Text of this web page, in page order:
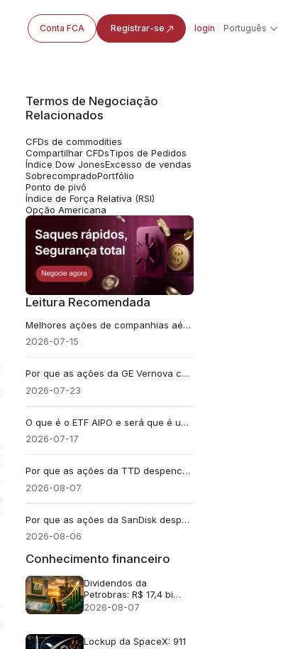
Conta FCA Registrar-se login Português
Termos de Negociação
Relacionados
CFDs de commodities
Compartilhar CFDsTipos de Pedidos
Índice Dow JonesExcesso de vendas
SobrecompradoPortfólio
Ponto de pivô
Índice de Força Relativa (RSI)
Opção Americana
Leitura Recomendada
Melhores ações de companhias aéreas e do setor de aviação para 2026
2026-07-15
Por que as ações da GE Vernova caíram mais de 8% após a divulgação dos resultados
2026-07-23
O que é o ETF AIPO e será que é uma boa forma de investir em inteligência artificial?
2026-07-17
Por que as ações da TTD despencaram quase 30% após a previsão de receita de US$ 650 milhões?
2026-08-07
Por que as ações da SanDisk despencaram cerca de 13% apesar da receita recorde de US$ 8,97 bilhões?
2026-08-06
Conhecimento financeiro
Dividendos da
Petrobras: R$ 17,4 bi
após lucro no 2T26
2026-08-07
Lockup da SpaceX: 911